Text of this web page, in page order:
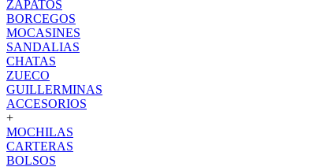
ZAPATOS
BORCEGOS
MOCASINES
SANDALIAS
CHATAS
ZUECO
GUILLERMINAS
ACCESORIOS
+
MOCHILAS
CARTERAS
BOLSOS